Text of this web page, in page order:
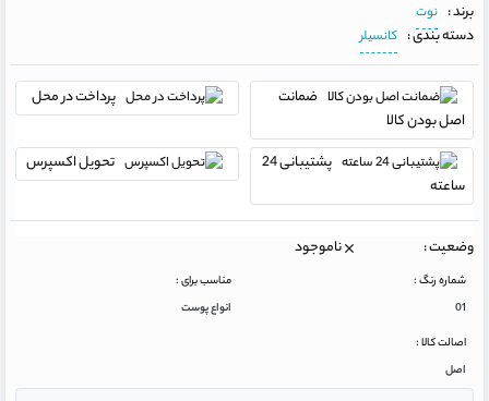
برند : نوت
دسته بندی : کانسیلر
ضمانت
اصل بودن کالا
پرداخت در محل
پشتیبانی 24
ساعته
تحویل اکسپرس
وضعیت : ناموجود
شماره رنگ :
01
مناسب برای :
انواع پوست
اصالت کالا :
اصل